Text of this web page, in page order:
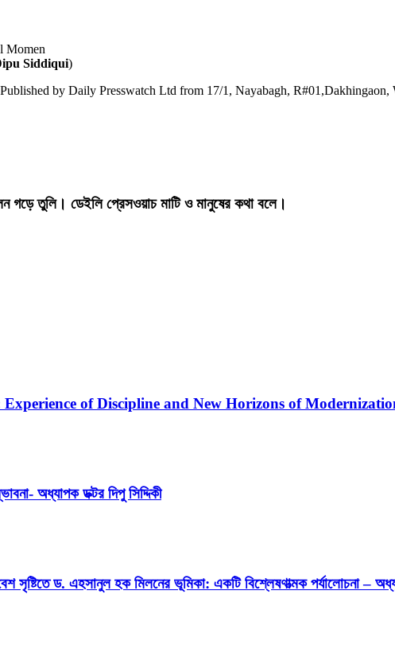
Momen
Siddiqui)
by Daily Presswatch Ltd from 17/1, Nayabagh, R#01,Dakhingaon,
গড়ে তুলি। ডেইলি প্রেসওয়াচ মাটি ও মানুষের কথা বলে।
of Discipline and New Horizons of
অধ্যাপক ডক্টর দিপু সিদ্দিকী
সৃষ্টিতে ড. এহসানুল হক মিলনের ভূমিকা: একটি বিশ্লেষণাত্মক পর্যালোচনা –